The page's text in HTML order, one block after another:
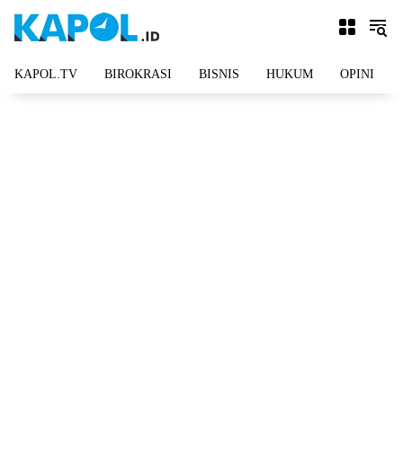
KAPOL.TV BIROKRASI BISNIS HUKUM OPINI